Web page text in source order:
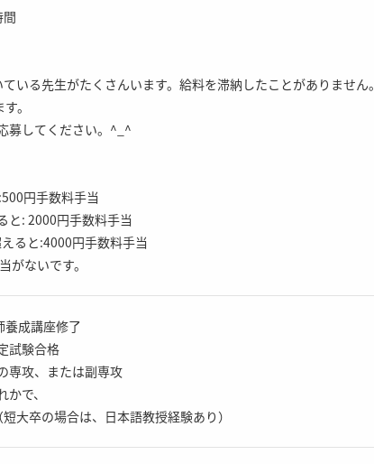
いる先生がたくさんいます。給料を滞納したことがありません。
。
募してください。^_^
円手数料手当
と: 2000円手数料手当
ると:4000円手数料手当
がないです。
成講座修了
試験合格
専攻、または副専攻
で、
大卒の場合は、日本語教授経験あり）